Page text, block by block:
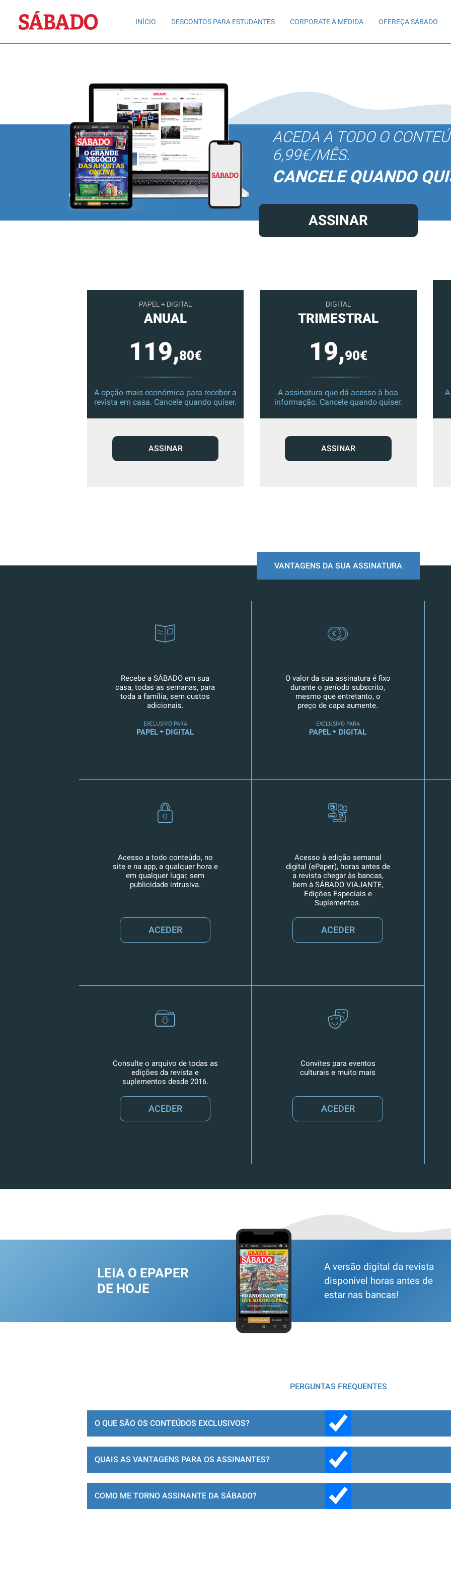
Sábado
INÍCIO DESCONTOS PARA ESTUDANTES CORPORATE À MEDIDA OFEREÇA SÁBADO
ACEDA A TODO O
6,99€/MÊS.
CANCELE QUANDO
ASSINAR
PAPEL + DIGITAL
ANUAL
119,80€
A opção mais económica para receber a
revista em casa. Cancele quando quiser.
ASSINAR
DIGITAL
TRIMESTRAL
19,90€
A assinatura que dá acesso à boa
informação. Cancele quando quiser.
ASSINAR
VANTAGENS DA SUA ASSINATURA
Recebe a SÁBADO em sua
casa, todas as semanas, para
toda a família, sem custos
adicionais.
EXCLUSIVO PARA
PAPEL + DIGITAL
O valor da sua assinatura é fixo
durante o período subscrito,
mesmo que entretanto, o
preço de capa aumente.
EXCLUSIVO PARA
PAPEL + DIGITAL
Acesso a todo conteúdo, no
site e na app, a qualquer hora e
em qualquer lugar, sem
publicidade intrusiva.
ACEDER
Acesso à edição semanal
digital (ePaper), horas antes de
a revista chegar às bancas,
bem à SÁBADO VIAJANTE,
Edições Especiais e
Suplementos.
ACEDER
Consulte o arquivo de todas as
edições da revista e
suplementos desde 2016.
ACEDER
Convites para eventos
culturais e muito mais
ACEDER
LEIA O EPAPER
DE HOJE
A versão digital da revista
disponível horas antes de
estar nas bancas!
PERGUNTAS FREQUENTES
O QUE SÃO OS CONTEÚDOS EXCLUSIVOS?
QUAIS AS VANTAGENS PARA OS ASSINANTES?
COMO ME TORNO ASSINANTE DA SÁBADO?